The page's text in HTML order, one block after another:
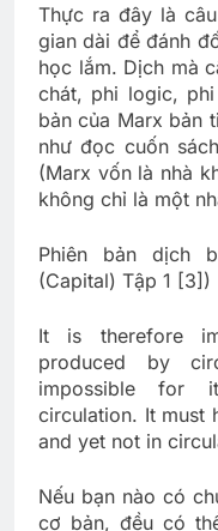
Thực ra đây là
gian dài để đánh
học lắm. Dịch mà
chát, phi logic,
bản của Marx bản
như đọc cuốn
(Marx vốn là nhà
không chỉ là một
Phiên bản dịch
(Capital) Tập 1 [3])
It is therefore
produced by
impossible for
circulation. It must
and yet not in
Nếu bạn nào có
cơ bản, đều có